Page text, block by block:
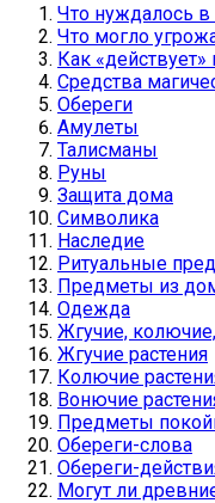
Что нуждалось в
Что могло
Как «действует»
Средства
Обереги
Амулеты
Талисманы
Руны
Защита дома
Символика
Наследие
Ритуальные
Предметы из
Одежда
Жгучие,
Жгучие растения
Колючие
Вонючие
Предметы
Обереги-слова
Обереги-
Могут ли